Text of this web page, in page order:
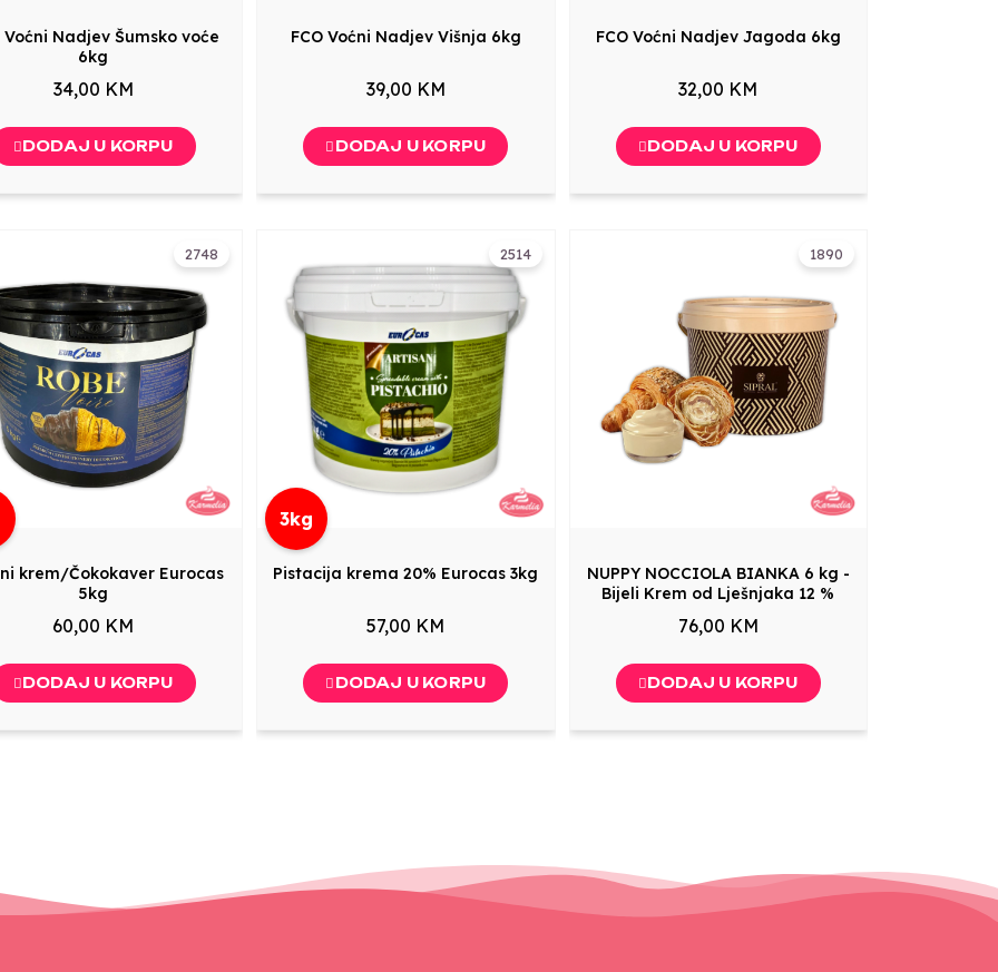
Voćni Nadjev Šumsko voće
6kg
34,00 KM
DODAJ U KORPU
FCO Voćni Nadjev Višnja 6kg
39,00 KM
DODAJ U KORPU
FCO Voćni Nadjev Jagoda 6kg
32,00 KM
DODAJ U KORPU
2748
krem/Čokokaver Eurocas
5kg
60,00 KM
DODAJ U KORPU
2514
3kg
Pistacija krema 20% Eurocas 3kg
57,00 KM
DODAJ U KORPU
1890
NUPPY NOCCIOLA BIANKA 6 kg -
Bijeli Krem od Lješnjaka 12 %
76,00 KM
DODAJ U KORPU